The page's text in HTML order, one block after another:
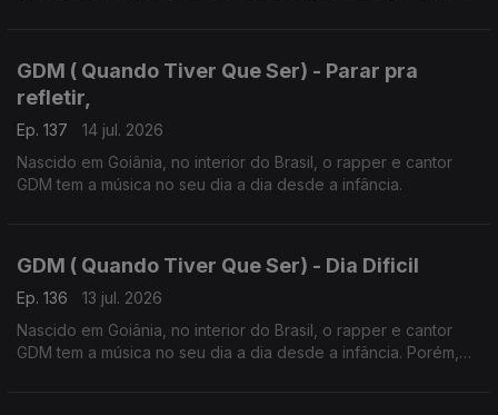
GDM ( Quando Tiver Que Ser) - Parar pra
refletir,
Ep. 137
14 jul. 2026
Nascido em Goiânia, no interior do Brasil, o rapper e cantor
GDM tem a música no seu dia a dia desde a infância.
GDM ( Quando Tiver Que Ser) - Dia Dificil
Ep. 136
13 jul. 2026
Nascido em Goiânia, no interior do Brasil, o rapper e cantor
GDM tem a música no seu dia a dia desde a infância. Porém,